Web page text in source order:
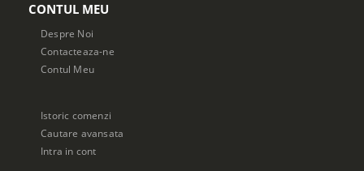
CONTUL MEU
Despre Noi
Contacteaza-ne
Contul Meu
Istoric comenzi
Cautare avansata
Intra in cont